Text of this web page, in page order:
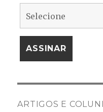
ARTIGOS E